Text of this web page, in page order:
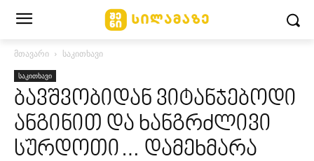
მთავარი საკითხავი
საკითხავი
ბავშვობიდან ვიტანჯებოდი
ანგინით და ხანგრძლივი
სურდოთი… დამეხმარა